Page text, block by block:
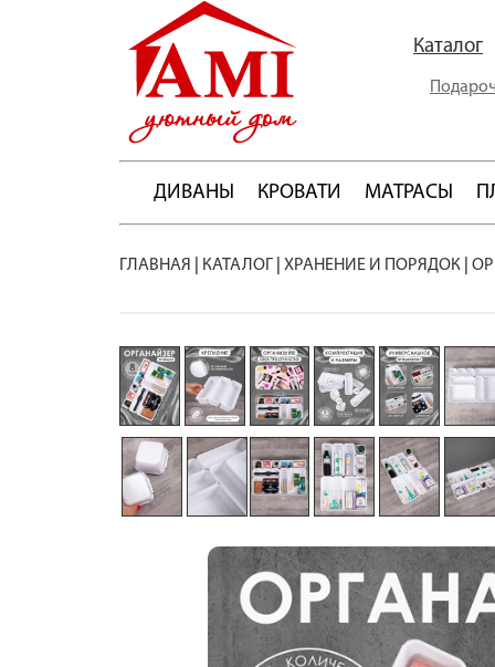
Каталог
ДИВАНЫ КРОВАТИ МАТРАСЫ
ГЛАВНАЯ КАТАЛОГ ХРАНЕНИЕ И ПОРЯДОК